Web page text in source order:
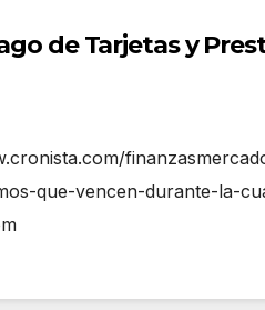
de Tarjetas y
que-vencen-durante-la-